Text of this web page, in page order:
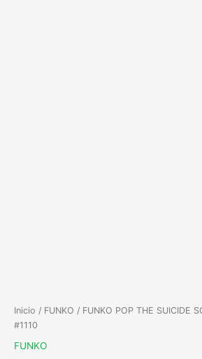
Inicio / FUNKO / FUNKO POP THE SUICIDE
#1110
FUNKO